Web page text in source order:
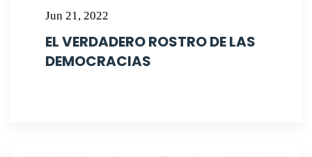
Jun 21, 2022
EL VERDADERO ROSTRO DE LAS
DEMOCRACIAS